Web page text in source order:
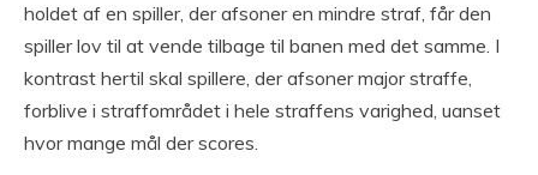
holdet af en spiller, der afsoner en mindre straf, får den
spiller lov til at vende tilbage til banen med det samme. I
kontrast hertil skal spillere, der afsoner major straffe,
forblive i straffområdet i hele straffens varighed, uanset
hvor mange mål der scores.